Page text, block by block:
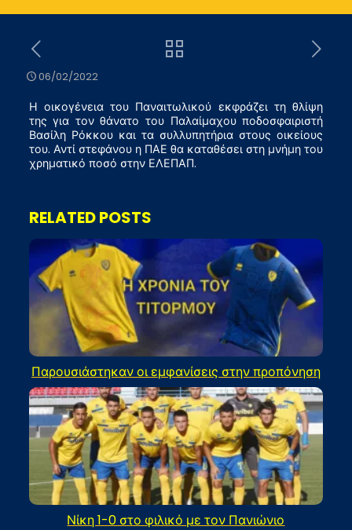
06/02/2022
Η οικογένεια του Παναιτωλικού εκφράζει τη θλίψη
της για τον θάνατο του Παλαίμαχου ποδοσφαιριστή
Βασίλη Ρόκκου και τα συλλυπητήρια στους οικείους
του. Αντί στεφάνου η ΠΑΕ θα καταθέσει στη μνήμη του
χρηματικό ποσό στην ΕΛΕΠΑΠ.
RELATED POSTS
Παρουσιάστηκαν οι εμφανίσεις στην προπόνηση
Νίκη 1-0 στο φιλικό με τον Πανιώνιο